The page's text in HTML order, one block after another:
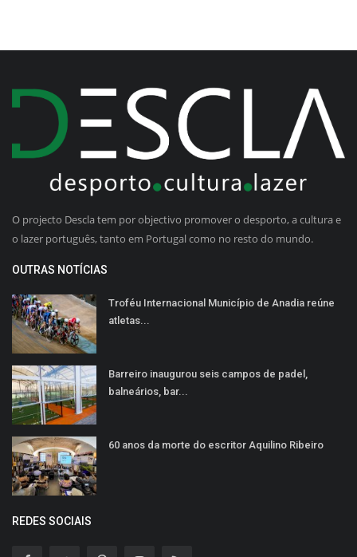
O projecto Descla tem por objectivo promover o desporto, a cultura e
o lazer português, tanto em Portugal como no resto do mundo.
OUTRAS NOTÍCIAS
Troféu Internacional Município de Anadia reúne
atletas...
Barreiro inaugurou seis campos de padel,
balneários, bar...
60 anos da morte do escritor Aquilino Ribeiro
REDES SOCIAIS